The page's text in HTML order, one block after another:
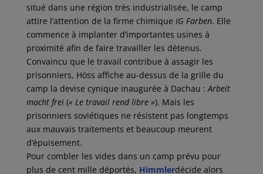
situé dans une région très industrialisée, le camp
attire l’attention de la firme chimique IG Farben. Elle
commence à implanter d’importantes usines à
proximité afin de faire travailler les détenus.
Convaincu que le travail contribue à assagir les
prisonniers, Höss affiche au-dessus de la grille du
camp la devise cynique inaugurée à Dachau :Arbeit
macht frei(« Le travail rend libre »). Mais les
prisonniers soviétiques ne résistent pas longtemps
aux mauvais traitements et beaucoup meurent
d’épuisement.
Pour combler les vides dans un camp prévu pour
plus de cent mille déportés, Himmlerdécide alors